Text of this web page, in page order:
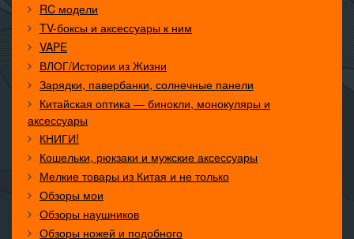
RC модели
TV-боксы и аксессуары к ним
VAPE
ВЛОГ/Истории из Жизни
Зарядки, павербанки, солнечные панели
Китайская оптика — бинокли, монокуляры и
аксессуары
КНИГИ!
Кошельки, рюкзаки и мужские аксессуары
Мелкие товары из Китая и не только
Обзоры мои
Обзоры наушников
Обзоры ножей и подобного